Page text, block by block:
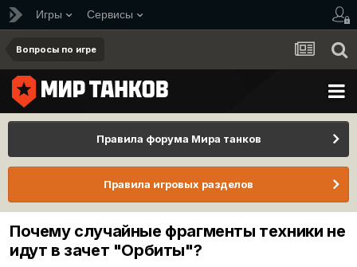
Игры Сервисы
Вопросы по игре
Правила форума Мира танков
Правила игровых разделов
Почему случайные фрагменты техники не
идут в зачет "Орбиты"?